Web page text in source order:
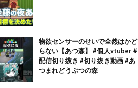
物欲センサーのせいで全然はかど
らない【あつ森】 #個人vtuber #
配信切り抜き #切り抜き動画 #あ
つまれどうぶつの森